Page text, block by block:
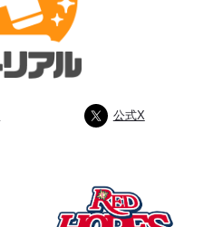
公式X